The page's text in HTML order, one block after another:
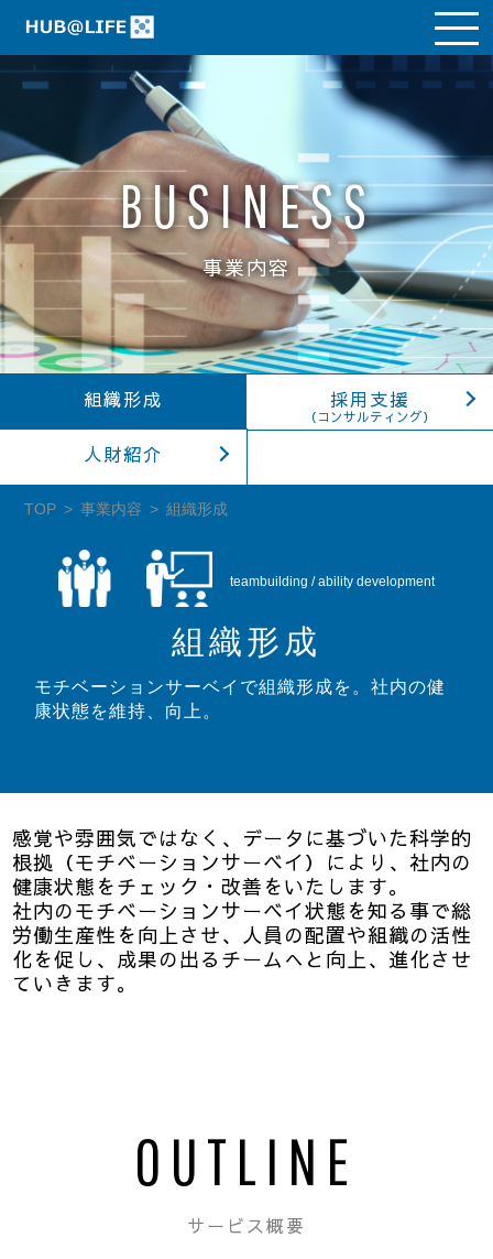
BUSINESS
事業内容
組織形成 採用支援
（コンサルティング）
人財紹介
TOP 事業内容 組織形成
teambuilding / ability development
組織形成
モチベーションサーベイで組織形成を。社内の健
康状態を維持、向上。
感覚や雰囲気ではなく、データに基づいた科学的
根拠（モチベーションサーベイ）により、社内の
健康状態をチェック・改善をいたします。
社内のモチベーションサーベイ状態を知る事で総
労働生産性を向上させ、人員の配置や組織の活性
化を促し、成果の出るチームへと向上、進化させ
ていきます。
OUTLINE
サービス概要